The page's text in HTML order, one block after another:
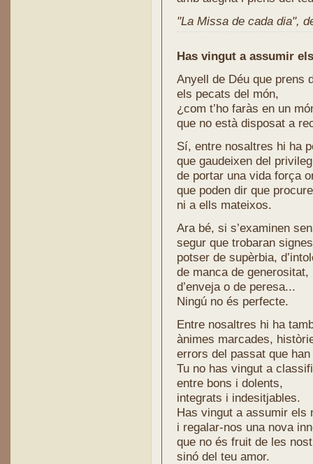
"La Missa de cada dia",
Has vingut a assumir
Anyell de Déu que prens
els pecats del món,
¿com t’ho faràs en un
que no està disposat a
Sí, entre nosaltres hi ha
que gaudeixen del
de portar una vida força
que poden dir que
ni a ells mateixos.
Ara bé, si s’examinen
segur que trobaran
potser de supèrbia,
de manca de generositat,
d’enveja o de peresa...
Ningú no és perfecte.
Entre nosaltres hi ha
ànimes marcades,
errors del passat que
Tu no has vingut a
entre bons i dolents,
integrats i indesitjables.
Has vingut a assumir els
i regalar-nos una nova
que no és fruit de les
sinó del teu amor.